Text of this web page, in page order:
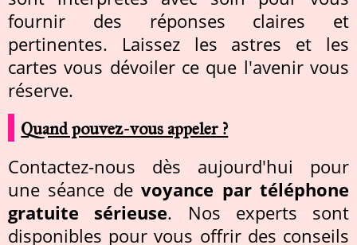
fournir des réponses claires et
pertinentes. Laissez les astres et les
cartes vous dévoiler ce que l'avenir vous
réserve.
Quand pouvez-vous appeler ?
Contactez-nous dès aujourd'hui pour
une séance devoyance par téléphone
gratuite sérieuse. Nos experts sont
disponibles pour vous offrir des conseils